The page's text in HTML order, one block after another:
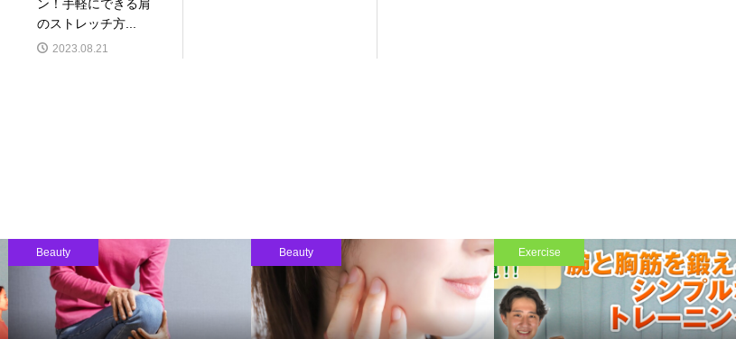
ン！手軽にできる肩
のストレッチ方...
2023.08.21
Beauty Beauty Exercise